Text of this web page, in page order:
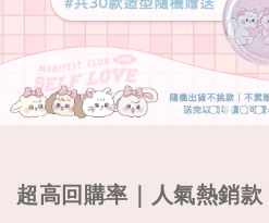
超高回購率｜人氣熱銷款